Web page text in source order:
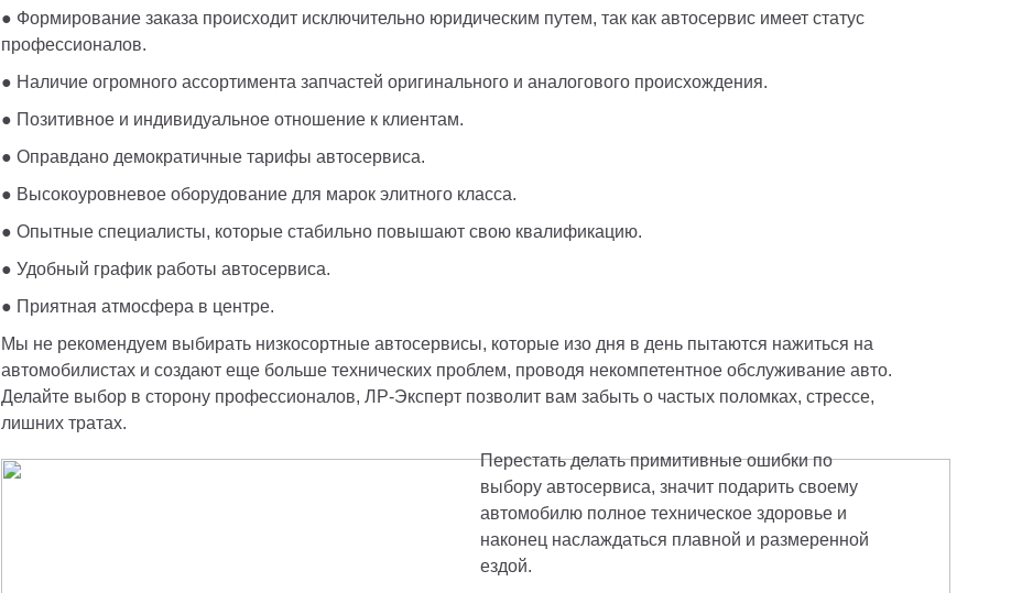
● Формирование заказа происходит исключительно юридическим путем, так как автосервис имеет статус
профессионалов.
● Наличие огромного ассортимента запчастей оригинального и аналогового происхождения.
● Позитивное и индивидуальное отношение к клиентам.
● Оправдано демократичные тарифы автосервиса.
● Высокоуровневое оборудование для марок элитного класса.
● Опытные специалисты, которые стабильно повышают свою квалификацию.
● Удобный график работы автосервиса.
● Приятная атмосфера в центре.
Мы не рекомендуем выбирать низкосортные автосервисы, которые изо дня в день пытаются нажиться на
автомобилистах и создают еще больше технических проблем, проводя некомпетентное обслуживание авто.
Делайте выбор в сторону профессионалов, ЛР-Эксперт позволит вам забыть о частых поломках, стрессе,
лишних тратах.
Перестать делать примитивные ошибки по
выбору автосервиса, значит подарить своему
автомобилю полное техническое здоровье и
наконец наслаждаться плавной и размеренной
ездой.